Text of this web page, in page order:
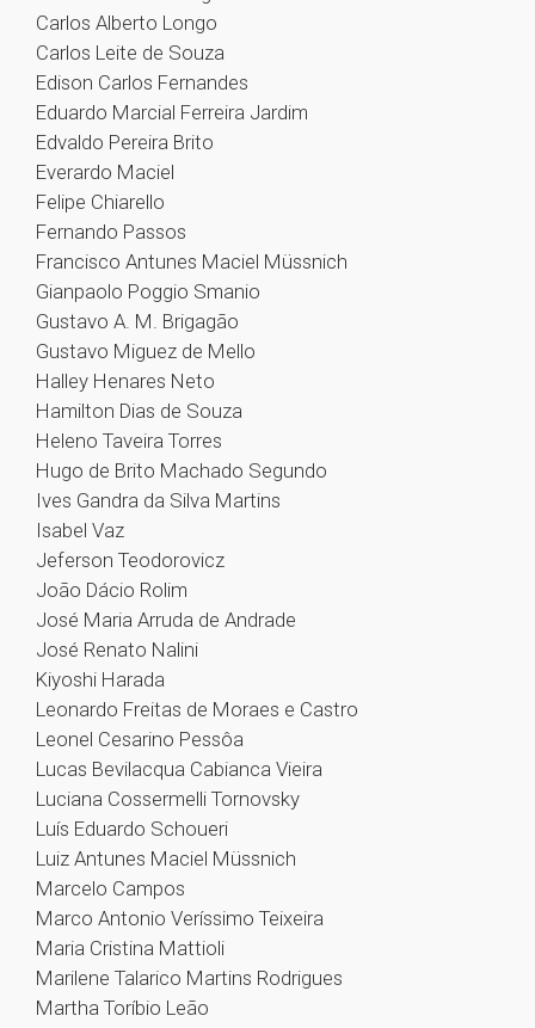
Carlos Alberto Longo
Carlos Leite de Souza
Edison Carlos Fernandes
Eduardo Marcial Ferreira Jardim
Edvaldo Pereira Brito
Everardo Maciel
Felipe Chiarello
Fernando Passos
Francisco Antunes Maciel Müssnich
Gianpaolo Poggio Smanio
Gustavo A. M. Brigagão
Gustavo Miguez de Mello
Halley Henares Neto
Hamilton Dias de Souza
Heleno Taveira Torres
Hugo de Brito Machado Segundo
Ives Gandra da Silva Martins
Isabel Vaz
Jeferson Teodorovicz
João Dácio Rolim
José Maria Arruda de Andrade
José Renato Nalini
Kiyoshi Harada
Leonardo Freitas de Moraes e Castro
Leonel Cesarino Pessôa
Lucas Bevilacqua Cabianca Vieira
Luciana Cossermelli Tornovsky
Luís Eduardo Schoueri
Luiz Antunes Maciel Müssnich
Marcelo Campos
Marco Antonio Veríssimo Teixeira
Maria Cristina Mattioli
Marilene Talarico Martins Rodrigues
Martha Toríbio Leão